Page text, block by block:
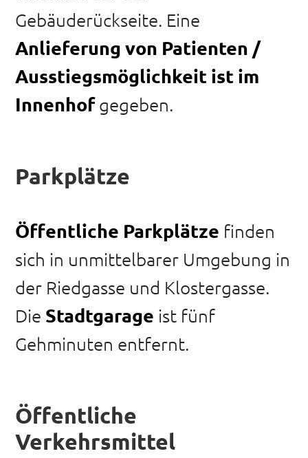
Gebäuderückseite. Eine
Anlieferung von Patienten /
Ausstiegsmöglichkeit ist im
Innenhofgegeben.
Parkplätze
Öffentliche Parkplätze finden
sich in unmittelbarer Umgebung in
der Riedgasse und Klostergasse.
Die Stadtgarage ist fünf
Gehminuten entfernt.
Öffentliche
Verkehrsmittel